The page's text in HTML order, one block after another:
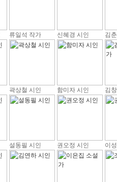
류일석 작가 신혜경 시인 김
곽상철 시인 함미자 시인 김
설동필 시인 권오정 시인 이